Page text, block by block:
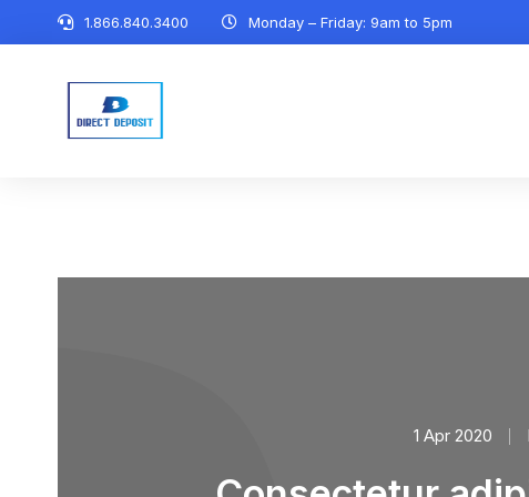
1.866.840.3400 Monday – Friday: 9am to 5pm
1 Apr 2020